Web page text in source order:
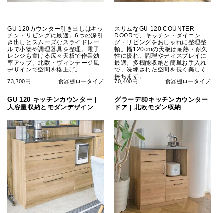
GU 120カウンター引き出しはキッ
チン・リビングに最適。6つの深引
き出しとスムーズなスライドレー
ルで小物や調理器具を整理。電子
レンジも置ける広々天板で作業効
率アップ。北欧・ヴィンテージ風
デザインで空間を格上げ。
73,700円 食器棚ロータイプ
スリムなGU 120 COUNTER
DOORで、キッチン・ダイニン
グ・リビングをおしゃれに整理整
頓。幅120cmの天板は耐熱・耐久
性に優れ、調理やディスプレイに
最適。多機能収納と簡単お手入れ
で、洗練された空間を長く美しく
保ちます。
70,400円 食器棚ロータイプ
GU 120 キッチンカウンター |
大容量収納とモダンデザイン
グラーデ80キッチンカウンター
ドア | 北欧モダン収納